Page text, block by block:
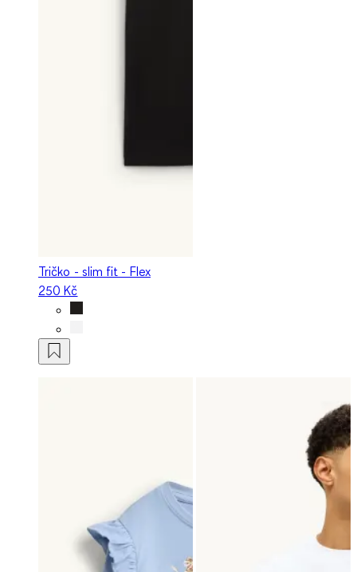
Tričko - slim fit - Flex
250 Kč